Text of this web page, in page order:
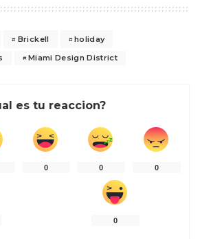
Brickell
holiday
Miami Design District
es tu reaccion?
0 0 0
0